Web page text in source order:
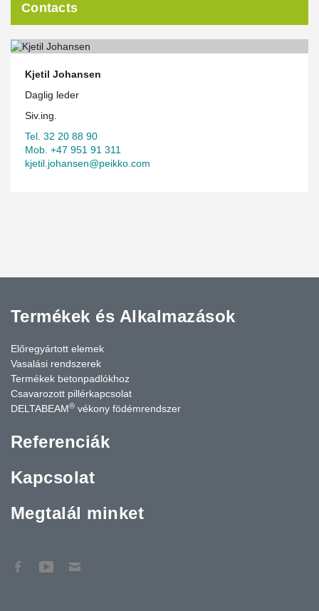
Contacts
Kjetil Johansen
Daglig leder
Siv.ing.
Tel. 32 20 88 90
Mob. +47 951 91 311
kjetil.johansen@peikko.com
Termékek és Alkalmazások
Előregyártott elemek
Vasalási rendszerek
Termékek betonpadlókhoz
Csavarozott pillérkapcsolat
DELTABEAM® vékony födémrendszer
Referenciák
Kapcsolat
Megtalál minket